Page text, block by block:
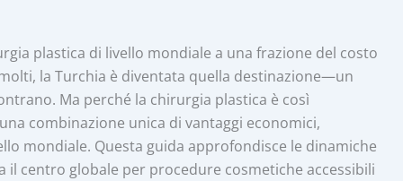
plastica di livello mondiale a una frazione del costo
la Turchia è diventata quella destinazione—un
Ma perché la chirurgia plastica è così
combinazione unica di vantaggi economici,
mondiale. Questa guida approfondisce le dinamiche
centro globale per procedure cosmetiche accessibili